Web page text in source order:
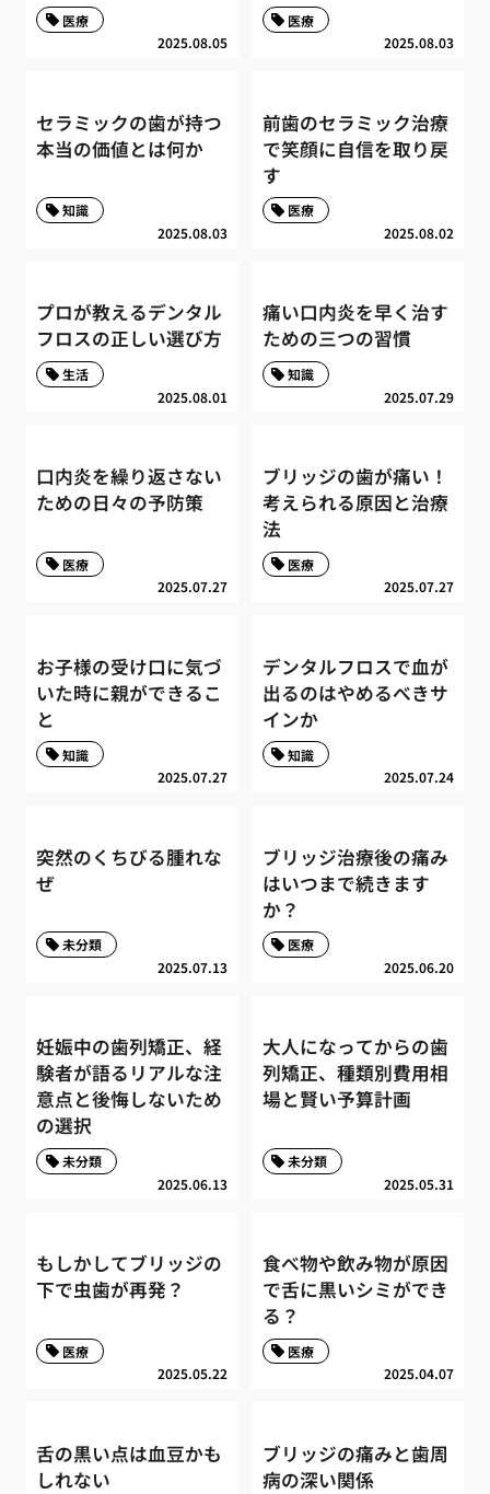
2025.08.05
医療
2025.08.03
医療
セラミックの歯が持つ
本当の価値とは何か
2025.08.03
知識
前歯のセラミック治療
で笑顔に自信を取り戻
す
2025.08.02
医療
プロが教えるデンタル
フロスの正しい選び方
2025.08.01
生活
痛い口内炎を早く治す
ための三つの習慣
2025.07.29
知識
口内炎を繰り返さない
ための日々の予防策
2025.07.27
医療
ブリッジの歯が痛い！
考えられる原因と治療
法
2025.07.27
医療
お子様の受け口に気づ
いた時に親ができるこ
と
2025.07.27
知識
デンタルフロスで血が
出るのはやめるべきサ
インか
2025.07.24
知識
突然のくちびる腫れな
ぜ
2025.07.13
未分類
ブリッジ治療後の痛み
はいつまで続きます
か？
2025.06.20
医療
妊娠中の歯列矯正、経
験者が語るリアルな注
意点と後悔しないため
の選択
2025.06.13
未分類
大人になってからの歯
列矯正、種類別費用相
場と賢い予算計画
2025.05.31
未分類
もしかしてブリッジの
下で虫歯が再発？
2025.05.22
医療
食べ物や飲み物が原因
で舌に黒いシミができ
る？
2025.04.07
医療
舌の黒い点は血豆かも
しれない
ブリッジの痛みと歯周
病の深い関係